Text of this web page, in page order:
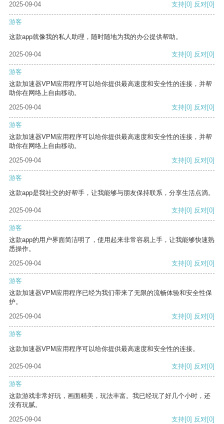
2025-09-04
支持[0] 反对[0]
游客
这款app就像我的私人助理，随时随地为我的办公提供帮助。
2025-09-04 支持[0] 反对[0]
游客
这款加速器VPM应用程序可以给你提供最高速度和安全性的连接，并帮
助你在网络上自由移动。
2025-09-04
支持[0] 反对[0]
游客
这款加速器VPM应用程序可以给你提供最高速度和安全性的连接，并帮
助你在网络上自由移动。
2025-09-04
支持[0] 反对[0]
游客
这款app是我社交的好帮手，让我能够与朋友保持联系，分享生活点滴。
2025-09-04 支持[0] 反对[0]
游客
这款app的用户界面简洁明了，使用起来非常容易上手，让我能够快速熟
悉操作。
2025-09-04
支持[0] 反对[0]
游客
这款加速器VPM应用程序已经为我们带来了无限的流畅体验和安全性保
护。
2025-09-04
支持[0] 反对[0]
游客
这款加速器VPM应用程序可以给你提供最高速度和安全性的连接。
2025-09-04 支持[0] 反对[0]
游客
这款游戏非常好玩，画面精美，玩法丰富。我已经玩了好几个小时，还
没有玩腻。
2025-09-04
支持[0] 反对[0]